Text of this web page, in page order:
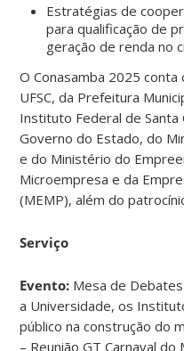
Estratégias de
para qualificação de
geração de renda no
O Conasamba 2025
UFSC, da Prefeitura
Instituto Federal de Santa
Governo do Estado, do
e do Ministério do
Microempresa e da
(MEMP), além do
Serviço
Evento: Mesa de
a Universidade, os
público na construção do
– Reunião GT Carnaval do